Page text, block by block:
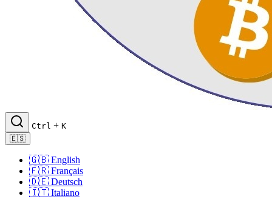
Ctrl + K
🇪🇸
🇬🇧 English
🇫🇷 Français
🇩🇪 Deutsch
🇮🇹 Italiano